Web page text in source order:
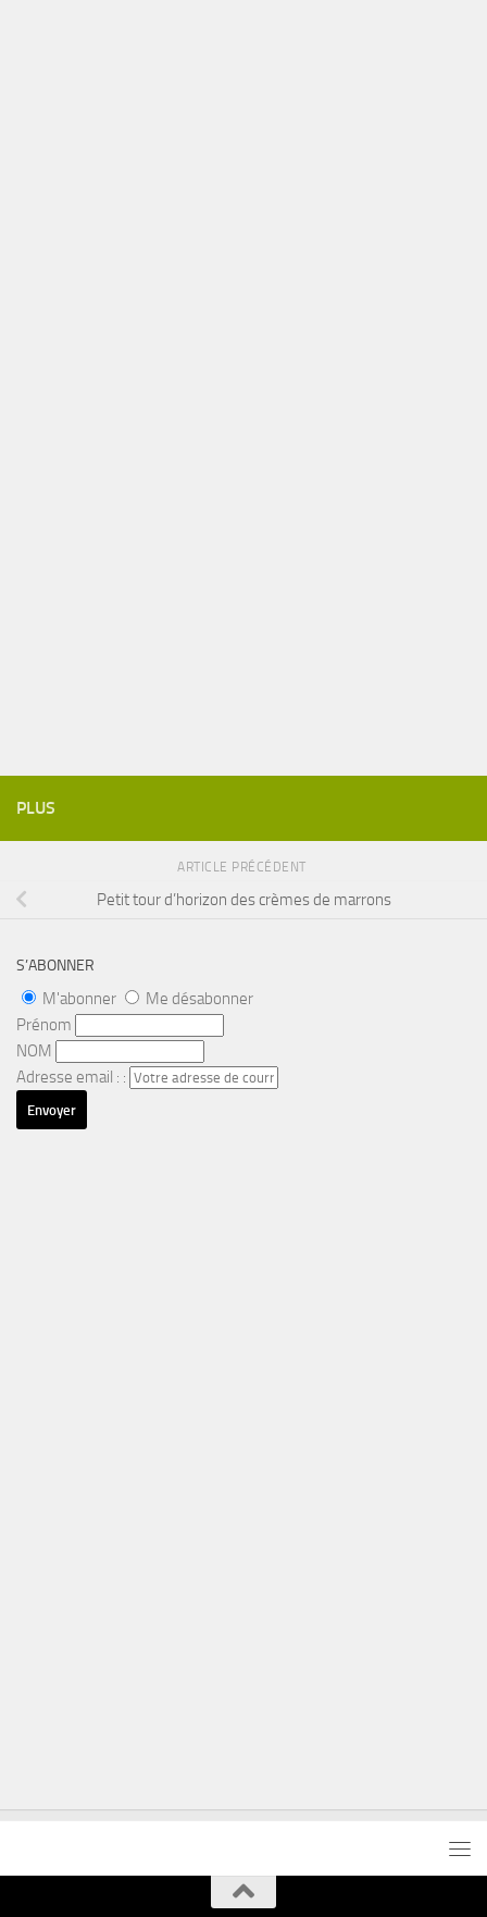
PLUS
ARTICLE PRÉCÉDENT
Petit tour d’horizon des crèmes de marrons
S’ABONNER
M'abonner
Me désabonner
Prénom
NOM
Adresse email : :